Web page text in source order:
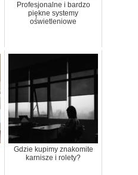
Profesjonalne i bardzo
piękne systemy
oświetleniowe
Gdzie kupimy znakomite
karnisze i rolety?